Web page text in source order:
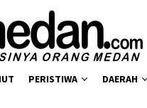
PERISTIWA DAERAH